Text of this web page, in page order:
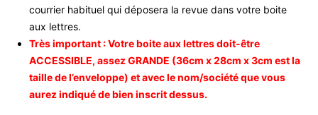
courrier habituel qui déposera la revue dans votre boite
aux lettres.
Très important : Votre boite aux lettres doit-être
ACCESSIBLE, assez GRANDE (36cm x 28cm x 3cm est la
taille de l’enveloppe) et avec le nom/société que vous
aurez indiqué de bien inscrit dessus.